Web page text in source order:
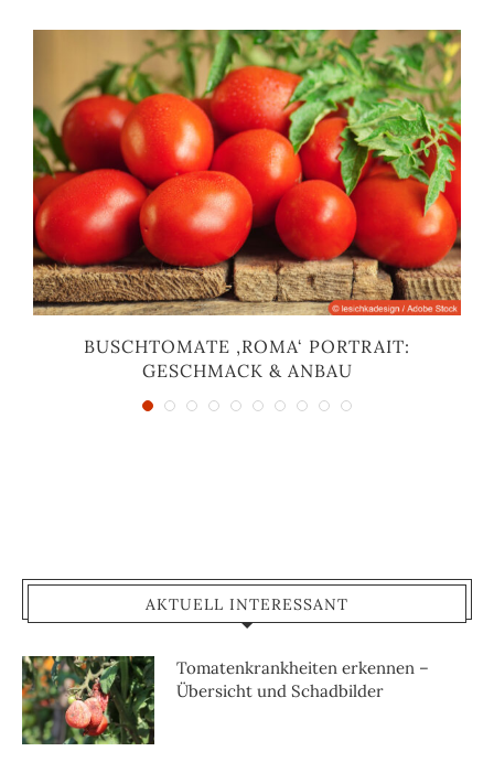
BUSCHTOMATE ‚ROMA‘ PORTRAIT:
GESCHMACK & ANBAU
AKTUELL INTERESSANT
Tomatenkrankheiten erkennen –
Übersicht und Schadbilder